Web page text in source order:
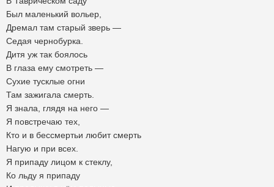
Был маленький вольер,
Дремал там старый зверь —
Седая чернобурка.
Дитя уж так боялось
В глаза ему смотреть —
Сухие тусклые огни
Там зажигала смерть.
Я знала, глядя на него —
Я повстречаю тех,
Кто и в бессмертьи любит смерть
Нагую и при всех.
Я припаду лицом к стеклу,
Ко льду я припаду